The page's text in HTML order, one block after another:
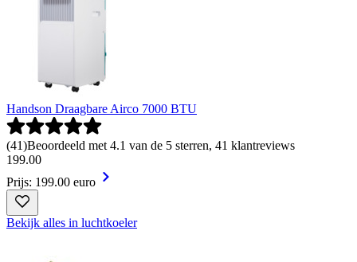
Handson Draagbare Airco 7000 BTU
(41)Beoordeeld met 4.1 van de 5 sterren, 41 klantreviews
199.00
Prijs: 199.00 euro
Bekijk alles in luchtkoeler